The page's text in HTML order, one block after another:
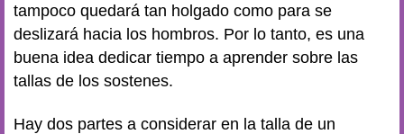
tampoco quedará tan holgado como para se
deslizará hacia los hombros. Por lo tanto, es una
buena idea dedicar tiempo a aprender sobre las
tallas de los sostenes.
Hay dos partes a considerar en la talla de un